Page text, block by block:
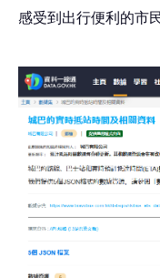
感受到出行便利的市民